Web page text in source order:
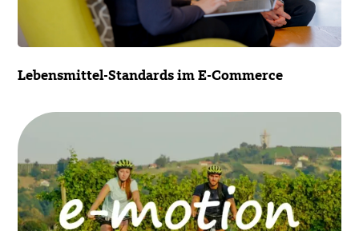
Lebensmittel-Standards im E-Commerce